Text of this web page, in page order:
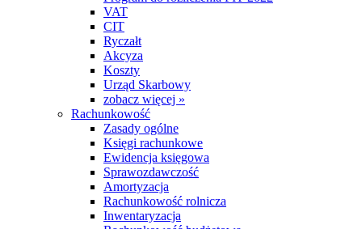
VAT
CIT
Ryczałt
Akcyza
Koszty
Urząd Skarbowy
zobacz więcej »
Rachunkowość
Zasady ogólne
Księgi rachunkowe
Ewidencja księgowa
Sprawozdawczość
Amortyzacja
Rachunkowość rolnicza
Inwentaryzacja